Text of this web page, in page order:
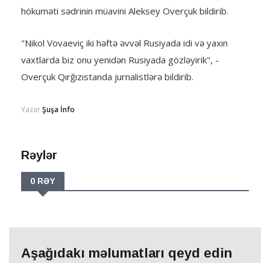
hökuməti sədrinin müavini Aleksey Overçuk bildirib.
"Nikol Vovaeviç iki həftə əvvəl Rusiyada idi və yaxın
vaxtlarda biz onu yenidən Rusiyada gözləyirik", -
Overçuk Qırğızıstanda jurnalistlərə bildirib.
YazarŞuşa İnfo
Rəylər
0 RƏY
Aşağıdakı məlumatları qeyd edin